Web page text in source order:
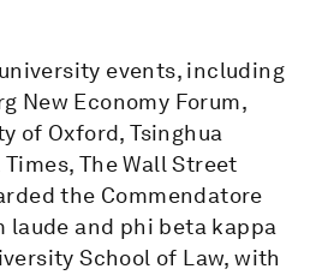
events, including
New Economy Forum,
of Oxford, Tsinghua
The Wall Street
the Commendatore
laude and phi beta kappa
School of Law, with